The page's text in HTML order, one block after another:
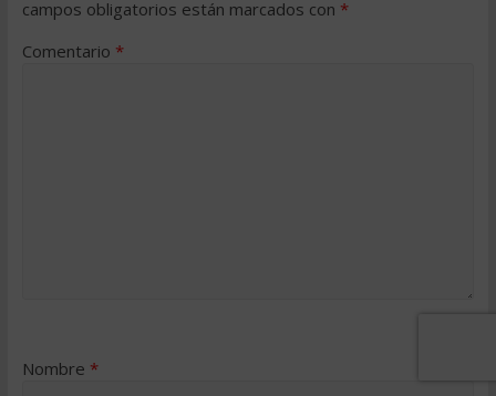
campos obligatorios están marcados con *
Comentario *
Nombre *